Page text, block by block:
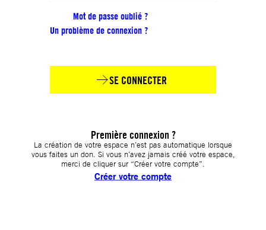
Mot de passe oublié ?
Un problème de connexion ?
SE CONNECTER
Première connexion ?
La création de votre espace n’est pas automatique lorsque
vous faites un don. Si vous n’avez jamais créé votre espace,
merci de cliquer sur “Créer votre compte”.
Créer votre compte